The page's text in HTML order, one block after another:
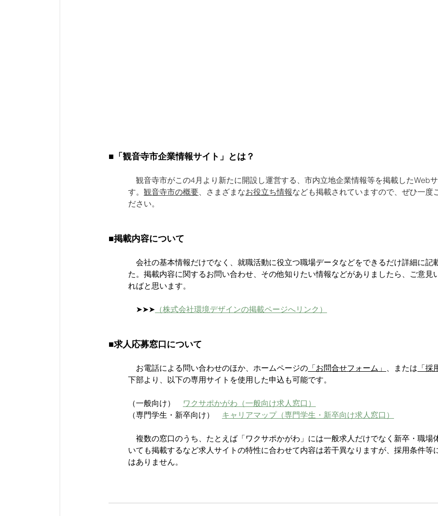
■「観音寺市企業情報サイト」とは？
観音寺市がこの4月より新たに開設し運営する、市内立地企業情報等を掲載したWeb
す。 観音寺市の概要、さまざまなお役立ち情報なども掲載されていますので、ぜひ一度
ださい。
■掲載内容について
会社の基本情報だけでなく、就職活動に役立つ職場データなどをできるだけ詳細に記
た。掲載内容に関するお問い合わせ、その他知りたい情報などがありましたら、ご意見
ればと思います。
➤➤➤ （株式会社環境デザインの掲載ページへリンク）
■求人応募窓口について
お電話による問い合わせのほか、ホームページの 「お問合せフォーム」 、または 「採
下部より、以下の専用サイトを使用した申込も可能です。
（一般向け） ワクサポかがわ（一般向け求人窓口）
（専門学生・新卒向け） キャリアマップ（専門学生・新卒向け求人窓口）
複数の窓口のうち、たとえば「ワクサポかがわ」には一般求人だけでなく新卒・職場
いても掲載するなど求人サイトの特性に合わせて内容は若干異なりますが、採用条件等
はありません。